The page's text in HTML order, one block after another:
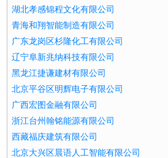
湖北孝感锦程文化有限公司
青海和翔智能制造有限公司
广东龙岗区杉隆化工有限公司
辽宁阜新兆纳科技有限公司
黑龙江捷谦建材有限公司
北京平谷区明辉电子有限公司
广西宏图金融有限公司
浙江台州翰铭能源有限公司
西藏福庆建筑有限公司
北京大兴区晨语人工智能有限公司